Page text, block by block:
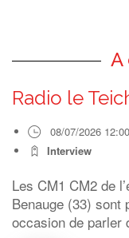
A
Radio le
08/07/2026
Interview
Les CM1 CM2 de
Benauge (33) sont
occasion de parler